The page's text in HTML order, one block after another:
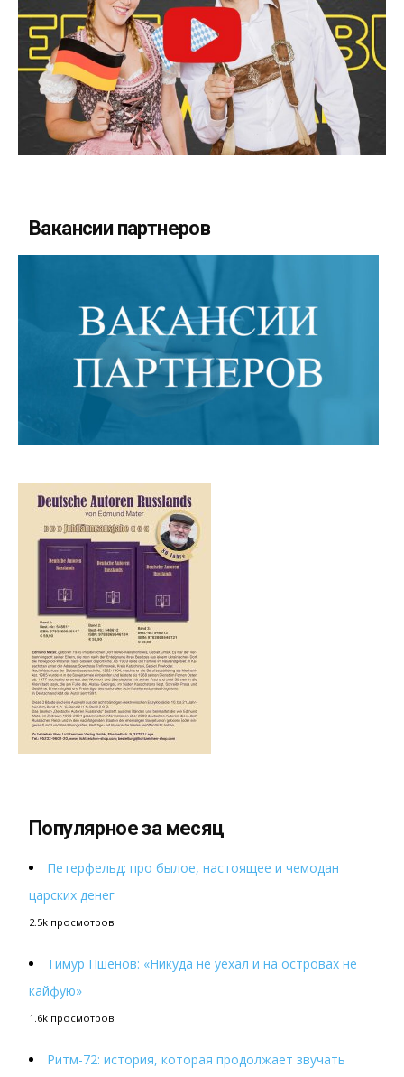
Вакансии партнеров
Популярное за месяц
Петерфельд: про былое, настоящее и чемодан
царских денег
2.5k просмотров
Тимур Пшенов: «Никуда не уехал и на островах не
кайфую»
1.6k просмотров
Ритм-72: история, которая продолжает звучать